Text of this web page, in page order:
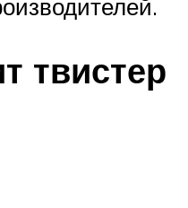
твистер